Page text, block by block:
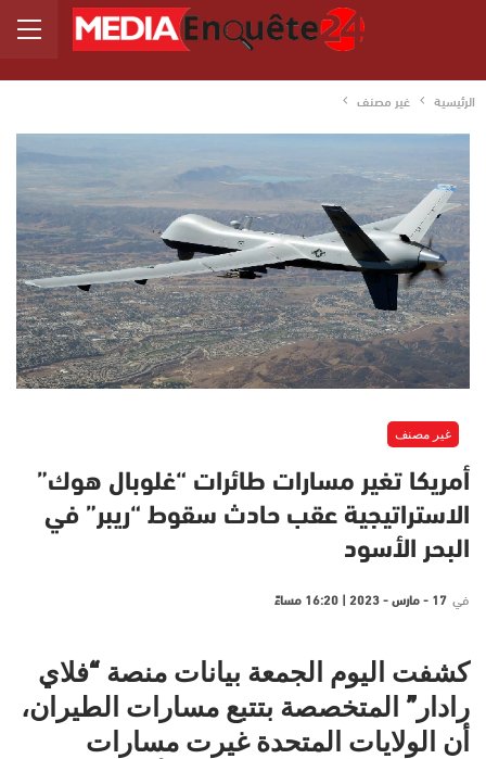
الرئيسية غير مصنف
غير مصنف
أمريكا تغير مسارات طائرات “غلوبال هوك”
الاستراتيجية عقب حادث سقوط “ريبر” في
البحر الأسود
في 17 - مارس - 2023 | 16:20 مساءً
كشفت اليوم الجمعة بيانات منصة “فلاي
رادار” المتخصصة بتتبع مسارات الطيران،
أن الولايات المتحدة غيرت مسارات